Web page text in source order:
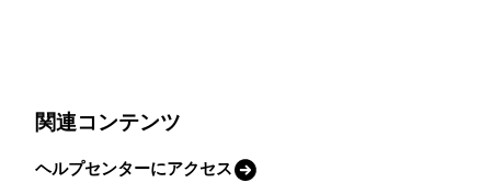
関連コンテンツ
ヘルプセンターにアクセス